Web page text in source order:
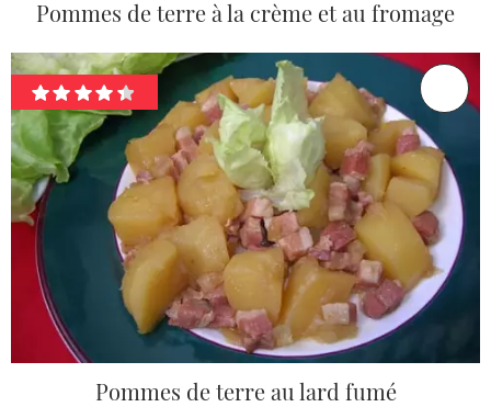
Pommes de terre à la crème et au fromage
Pommes de terre au lard fumé